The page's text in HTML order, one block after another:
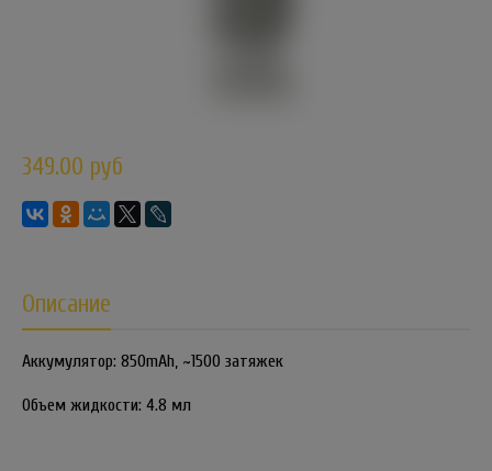
349.00 руб
Описание
Аккумулятор: 850mAh, ~1500 затяжек
Объем жидкости: 4.8 мл